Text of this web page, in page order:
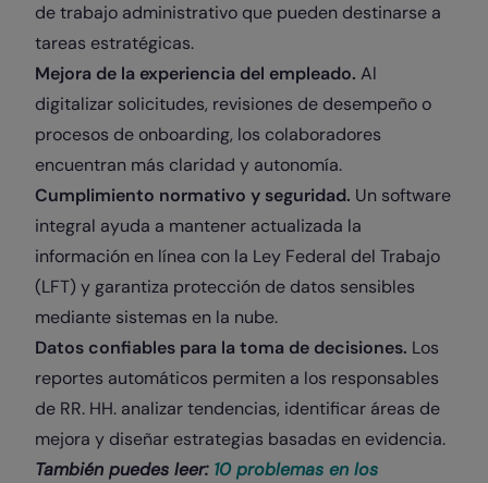
de trabajo administrativo que pueden destinarse a
tareas estratégicas.
Mejora de la experiencia del empleado. Al
digitalizar solicitudes, revisiones de desempeño o
procesos de onboarding, los colaboradores
encuentran más claridad y autonomía.
Cumplimiento normativo y seguridad. Un software
integral ayuda a mantener actualizada la
información en línea con la Ley Federal del Trabajo
(LFT) y garantiza protección de datos sensibles
mediante sistemas en la nube.
Datos confiables para la toma de decisiones. Los
reportes automáticos permiten a los responsables
de RR. HH. analizar tendencias, identificar áreas de
mejora y diseñar estrategias basadas en evidencia.
También puedes leer: 10 problemas en los